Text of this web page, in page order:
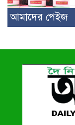
আমাদের পেইজ